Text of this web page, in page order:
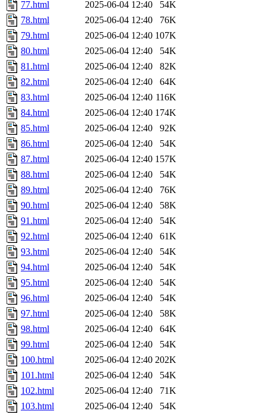
77.html
2025-06-04 12:40
54K
78.html
2025-06-04 12:40
76K
79.html
2025-06-04 12:40 107K
80.html
2025-06-04 12:40
54K
81.html
2025-06-04 12:40
82K
82.html
2025-06-04 12:40
64K
83.html
2025-06-04 12:40 116K
84.html
2025-06-04 12:40 174K
85.html
2025-06-04 12:40
92K
86.html
2025-06-04 12:40
54K
87.html
2025-06-04 12:40 157K
88.html
2025-06-04 12:40
54K
89.html
2025-06-04 12:40
76K
90.html
2025-06-04 12:40
58K
91.html
2025-06-04 12:40
54K
92.html
2025-06-04 12:40
61K
93.html
2025-06-04 12:40
54K
94.html
2025-06-04 12:40
54K
95.html
2025-06-04 12:40
54K
96.html
2025-06-04 12:40
54K
97.html
2025-06-04 12:40
58K
98.html
2025-06-04 12:40
64K
99.html
2025-06-04 12:40
54K
100.html
2025-06-04 12:40 202K
101.html
2025-06-04 12:40
54K
102.html
2025-06-04 12:40
71K
103.html
2025-06-04 12:40
54K